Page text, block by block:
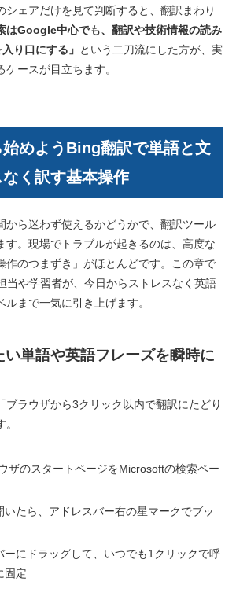
シェアだけを見て判断すると、翻訳まわり
はGoogle中心でも、翻訳や技術情報の読み
り口にする」 という二刀流にした方が、実
ースが目立ちます。
始めようBing翻訳で単語と文
く訳す基本操作
から迷わず使えるかどうかで、翻訳ツール
す。現場でトラブルが起きるのは、高度な
作のつまずき」がほとんどです。この章で
当や学習者が、今日からストレスなく英語
まで一気に引き上げます。
単語や英語フレーズを瞬時に
ブラウザから3クリック以内で翻訳にたどり
ザのスタートページをMicrosoftの検索ペー
いたら、アドレスバー右の星マークでブッ
ーにドラッグして、いつでも1クリックで呼
固定